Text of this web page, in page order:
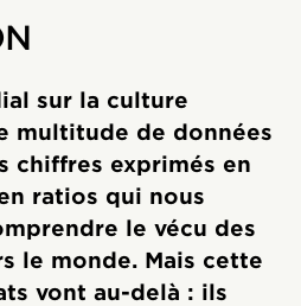
sur la culture
multitude de données
chiffres exprimés en
ratios qui nous
le vécu des
le monde. Mais cette
vont au-delà : ils